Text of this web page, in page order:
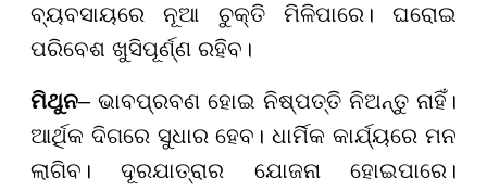
ବ୍ୟବସାୟରେ ନୂଆ ଚୁକ୍ତି ମିଳିପାରେ। ଘରୋଇ
ପରିବେଶ ଖୁସିପୂର୍ଣ୍ଣ ରହିବ।
ମିଥୁନ– ଭାବପ୍ରବଣ ହୋଇ ନିଷ୍ପତ୍ତି ନିଅନ୍ତୁ ନାହିଁ।
ଆର୍ଥିକ ଦିଗରେ ସୁଧାର ହେବ। ଧାର୍ମିକ କାର୍ଯ୍ୟରେ ମନ
ଲାଗିବ। ଦୂରଯାତ୍ରାର ଯୋଜନା ହୋଇପାରେ।